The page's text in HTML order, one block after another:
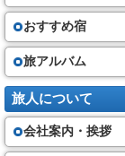
おすすめ宿
旅アルバム
旅人について
会社案内・挨拶